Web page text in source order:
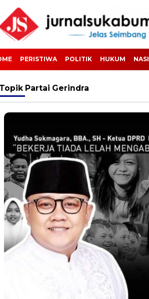
PERISTIWA POLITIK HUKUM
Topik Partai Gerindra